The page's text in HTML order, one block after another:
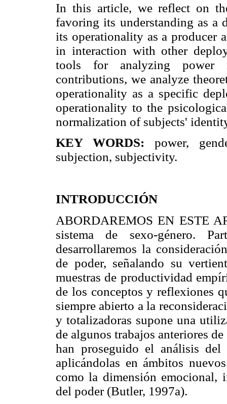
In this article, we reflect on
favoring its understanding as a
its operationality as a producer
in interaction with other
tools for analyzing power
contributions, we analyze
operationality as a specific
operationality to the
normalization of subjects'
KEY WORDS: power,
subjection, subjectivity.
INTRODUCCIÓN
ABORDAREMOS EN ESTE
sistema de sexo-género.
desarrollaremos la
de poder, señalando su
muestras de productividad
de los conceptos y reflexiones
siempre abierto a la
y totalizadoras supone una
de algunos trabajos anteriores
han proseguido el análisis del
aplicándolas en ámbitos
como la dimensión emocional,
del poder (Butler, 1997a).